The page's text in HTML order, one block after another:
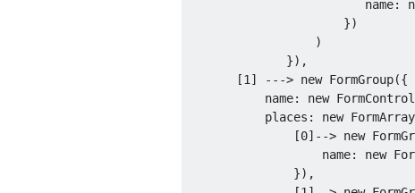
name:
                      })
                  )
              }),
       [1] ---> new FormGroup({
name: new
places: new
[0]--> new
name: new
               }),